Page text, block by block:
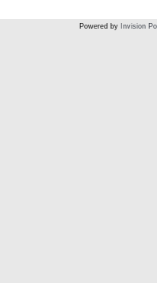
Powered by Invision